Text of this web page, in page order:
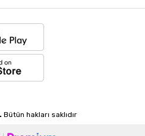
Bütün hakları saklıdır